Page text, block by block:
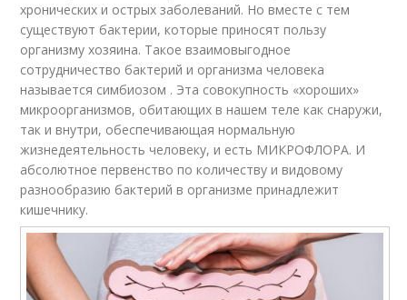
хронических и острых заболеваний. Но вместе с тем
существуют бактерии, которые приносят пользу
организму хозяина. Такое взаимовыгодное
сотрудничество бактерий и организма человека
называется симбиозом . Эта совокупность «хороших»
микроорганизмов, обитающих в нашем теле как снаружи,
так и внутри, обеспечивающая нормальную
жизнедеятельность человеку, и есть МИКРОФЛОРА. И
абсолютное первенство по количеству и видовому
разнообразию бактерий в организме принадлежит
кишечнику.